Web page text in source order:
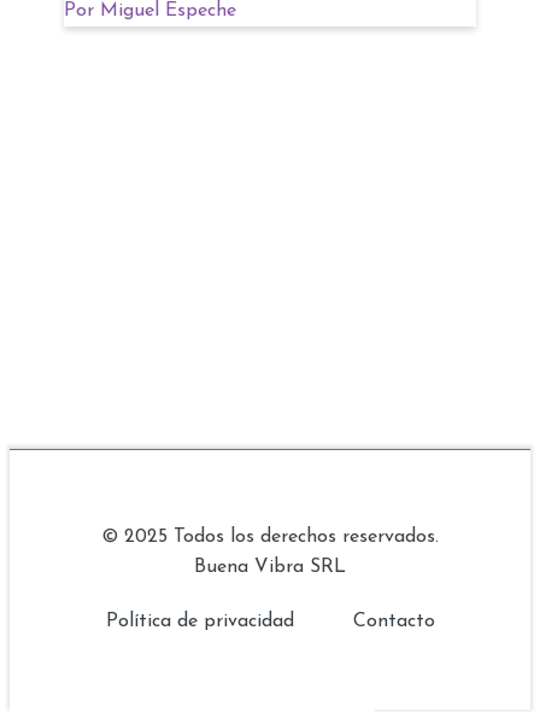
Por Miguel Espeche
© 2025 Todos los derechos reservados.
Buena Vibra SRL
Política de privacidad Contacto